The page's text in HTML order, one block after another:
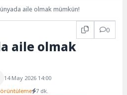
aile olmak mümkün!
0
aile olmak
14 May 2026 14:00
7 dk.